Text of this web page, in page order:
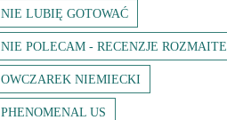
NIE LUBIĘ GOTOWAĆ
NIE POLECAM - RECENZJE ROZMAITE
OWCZAREK NIEMIECKI
PHENOMENAL US